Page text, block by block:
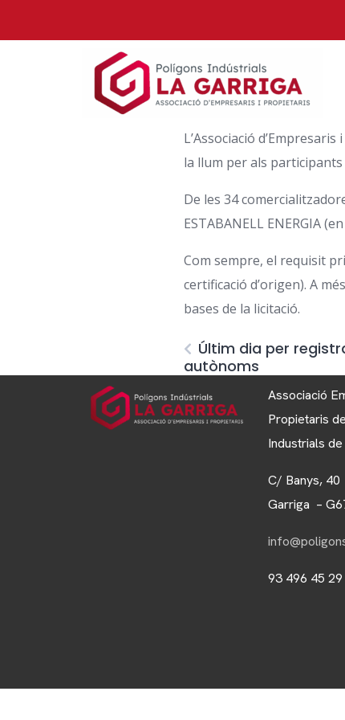
L’Associació
la llum per als participants
De les 34
ESTABANELL ENERGIA
Com sempre, el requisit
certificació d’origen). A
bases de la licitació.
Últim dia per
autònoms
Associació
Propietaris
Industrials
C/ Banys,
Garriga –
93 496 45 29